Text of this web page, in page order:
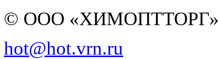
© ООО
hot@hot.vrn.ru